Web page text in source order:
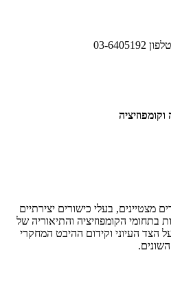
וקומפוזיציה
מצטיינים, בעלי כישורים יצירתיים
בתחומי הקומפוזיציה והתיאוריה של
הצד העיוני וקידום ההיבט המחקרי